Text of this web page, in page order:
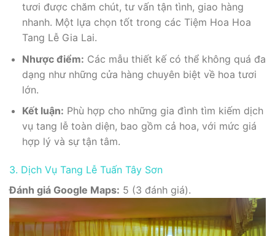
tươi được chăm chút, tư vấn tận tình, giao hàng
nhanh. Một lựa chọn tốt trong các Tiệm Hoa Hoa
Tang Lễ Gia Lai.
Nhược điểm: Các mẫu thiết kế có thể không quá đa
dạng như những cửa hàng chuyên biệt về hoa tươi
lớn.
Kết luận: Phù hợp cho những gia đình tìm kiếm dịch
vụ tang lễ toàn diện, bao gồm cả hoa, với mức giá
hợp lý và sự tận tâm.
3. Dịch Vụ Tang Lễ Tuấn Tây Sơn
Đánh giá Google Maps: 5 (3 đánh giá).